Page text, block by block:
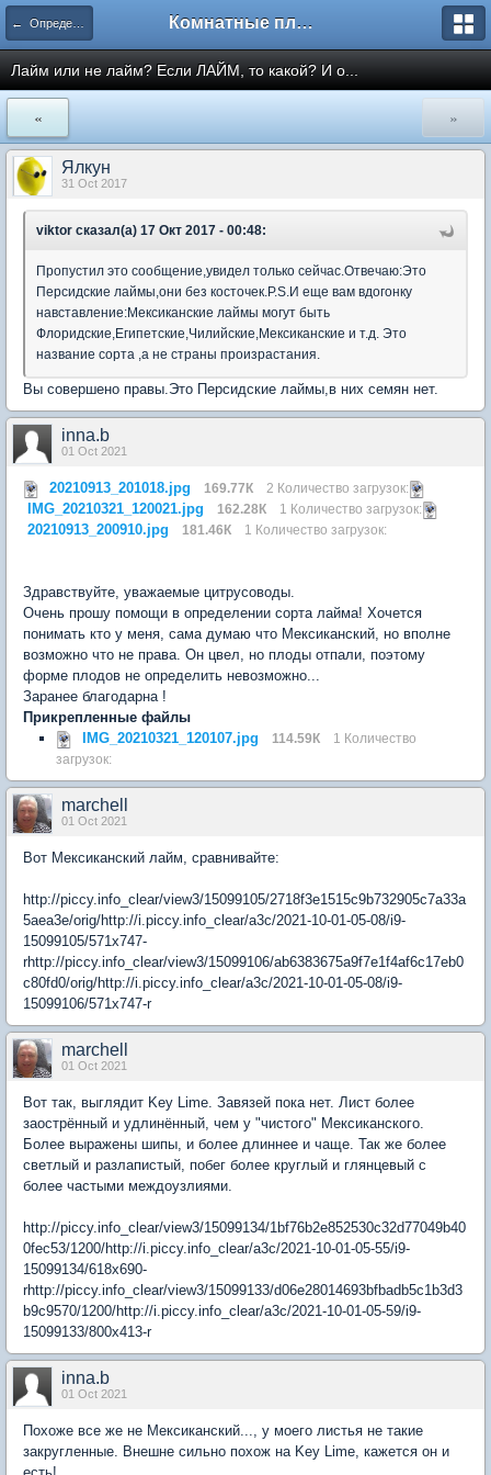
← Определение сортов цитрусовых и других экзотов Комнатные плодовые экзоты
Лайм или не лайм? Если ЛАЙМ, то какой? И о...
« »
Ялкун
31 Oct 2017
viktor сказал(а) 17 Окт 2017 - 00:48:
Пропустил это сообщение,увидел только сейчас.Отвечаю:Это
Персидские лаймы,они без косточек.P.S.И еще вам вдогонку
навставление:Мексиканские лаймы могут быть
Флоридские,Египетские,Чилийские,Мексиканские и т.д. Это
название сорта ,а не страны произрастания.
Вы совершено правы.Это Персидские лаймы,в них семян нет.
inna.b
01 Oct 2021
20210913_201018.jpg 169.77К 2 Количество загрузок:
IMG_20210321_120021.jpg 162.28К 1 Количество загрузок:
20210913_200910.jpg 181.46К 1 Количество загрузок:
Здравствуйте, уважаемые цитрусоводы.
Очень прошу помощи в определении сорта лайма! Хочется
понимать кто у меня, сама думаю что Мексиканский, но вполне
возможно что не права. Он цвел, но плоды отпали, поэтому
форме плодов не определить невозможно...
Заранее благодарна !
Прикрепленные файлы
IMG_20210321_120107.jpg
114.59К
1 Количество
загрузок:
marchell
01 Oct 2021
Вот Мексиканский лайм, сравнивайте:
http://piccy.info_clear/view3/15099105/2718f3e1515c9b732905c7a33a
5aea3e/orig/http://i.piccy.info_clear/a3c/2021-10-01-05-08/i9-
15099105/571x747-
rhttp://piccy.info_clear/view3/15099106/ab6383675a9f7e1f4af6c17eb0
c80fd0/orig/http://i.piccy.info_clear/a3c/2021-10-01-05-08/i9-
15099106/571x747-r
marchell
01 Oct 2021
Вот так, выглядит Key Lime. Завязей пока нет. Лист более
заострённый и удлинённый, чем у "чистого" Мексиканского.
Более выражены шипы, и более длиннее и чаще. Так же более
светлый и разлапистый, побег более круглый и глянцевый с
более частыми междоузлиями.
http://piccy.info_clear/view3/15099134/1bf76b2e852530c32d77049b40
0fec53/1200/http://i.piccy.info_clear/a3c/2021-10-01-05-55/i9-
15099134/618x690-
rhttp://piccy.info_clear/view3/15099133/d06e28014693bfbadb5c1b3d3
b9c9570/1200/http://i.piccy.info_clear/a3c/2021-10-01-05-59/i9-
15099133/800x413-r
inna.b
01 Oct 2021
Похоже все же не Мексиканский..., у моего листья не такие
закругленные. Внешне сильно похож на Key Lime, кажется он и